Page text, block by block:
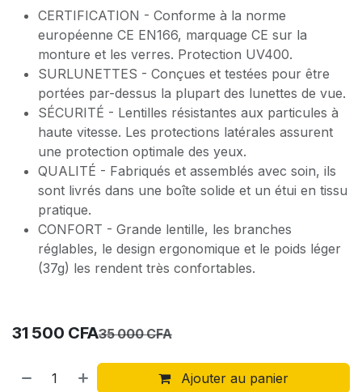
CERTIFICATION - Conforme à la norme
européenne CE EN166, marquage CE sur la
monture et les verres. Protection UV400.
SURLUNETTES - Conçues et testées pour être
portées par-dessus la plupart des lunettes de vue.
SÉCURITÉ - Lentilles résistantes aux particules à
haute vitesse. Les protections latérales assurent
une protection optimale des yeux.
QUALITÉ - Fabriqués et assemblés avec soin, ils
sont livrés dans une boîte solide et un étui en tissu
pratique.
CONFORT - Grande lentille, les branches
réglables, le design ergonomique et le poids léger
(37g) les rendent très confortables.
31 500 CFA35 000CFA
Ajouter au panier